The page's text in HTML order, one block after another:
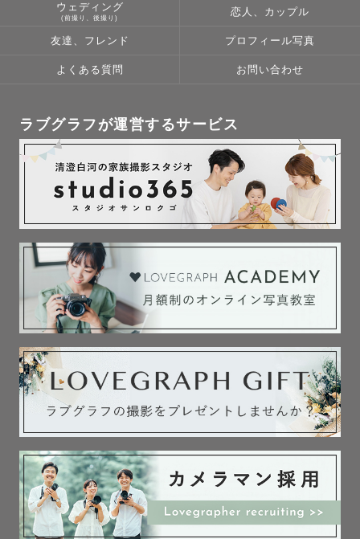
ご提案をさせていただきます。
り、対応ができない地域もございます)
ただ、日時や場所等、できる限り対応させていただきたい
と思いますので、是非一度ご相談ください。
【七五三、お宮参りの撮影依頼をご検討中の方へ】
撮影🆖の神社様：住吉大社、八坂神社、平安神宮
撮影でゲストの皆様にお会いできるの日をとても楽しみに
しております☺️📸
ウェディング
(前撮り、後撮り)
恋人、カップル
友達、フレンド プロフィール写真
よくある質問 お問い合わせ
ラブグラフが運営するサービス